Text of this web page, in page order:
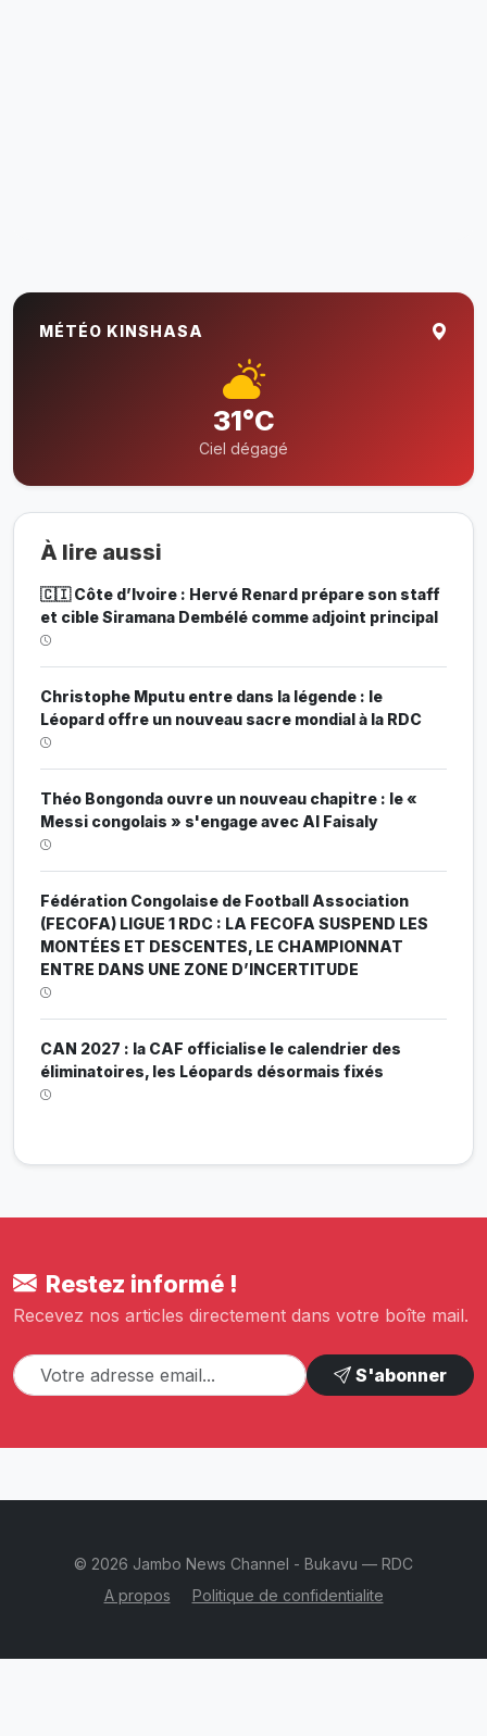
MÉTÉO KINSHASA
31°C
Ciel dégagé
À lire aussi
🇨🇮 Côte d’Ivoire : Hervé Renard prépare son staff
et cible Siramana Dembélé comme adjoint principal
Christophe Mputu entre dans la légende : le
Léopard offre un nouveau sacre mondial à la RDC
Théo Bongonda ouvre un nouveau chapitre : le «
Messi congolais » s'engage avec Al Faisaly
Fédération Congolaise de Football Association
(FECOFA) LIGUE 1 RDC : LA FECOFA SUSPEND LES
MONTÉES ET DESCENTES, LE CHAMPIONNAT
ENTRE DANS UNE ZONE D’INCERTITUDE
CAN 2027 : la CAF officialise le calendrier des
éliminatoires, les Léopards désormais fixés
Restez informé !
Recevez nos articles directement dans votre boîte mail.
S'abonner
© 2026 Jambo News Channel - Bukavu — RDC
A propos
Politique de confidentialite